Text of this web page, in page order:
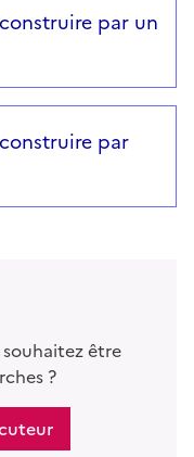
par un
par
être
?